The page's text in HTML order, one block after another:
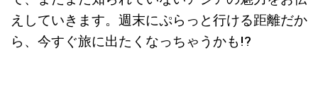
えしていきます。週末にぷらっと行ける距離だか
ら、今すぐ旅に出たくなっちゃうかも!?